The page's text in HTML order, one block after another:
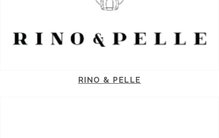
RINO & PELLE